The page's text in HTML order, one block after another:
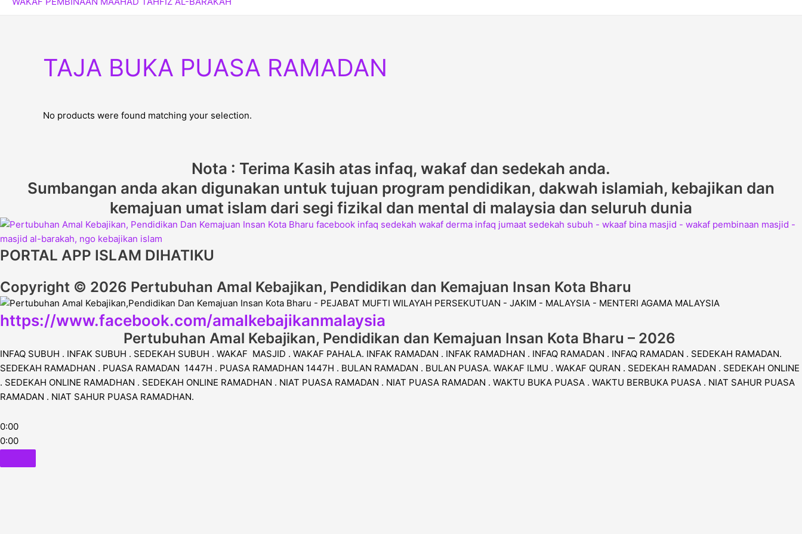
TAJA BUKA PUASA RAMADAN
No products were found matching your selection.
Nota : Terima Kasih atas infaq, wakaf dan sedekah anda.
Sumbangan anda akan digunakan untuk tujuan program pendidikan, dakwah islamiah, kebajikan dan
kemajuan umat islam dari segi fizikal dan mental di malaysia dan seluruh dunia
PORTAL APP ISLAM DIHATIKU
Copyright © 2026 Pertubuhan Amal Kebajikan, Pendidikan dan Kemajuan Insan Kota Bharu
https://www.facebook.com/amalkebajikanmalaysia
Pertubuhan Amal Kebajikan, Pendidikan dan Kemajuan Insan Kota Bharu – 2026
INFAQ SUBUH . INFAK SUBUH . SEDEKAH SUBUH . WAKAF MASJID . WAKAF PAHALA. INFAK RAMADAN . INFAK RAMADHAN . INFAQ RAMADAN . INFAQ RAMADAN . SEDEKAH RAMADAN.
SEDEKAH RAMADHAN . PUASA RAMADAN 1447H . PUASA RAMADHAN 1447H . BULAN RAMADAN . BULAN PUASA. WAKAF ILMU . WAKAF QURAN . SEDEKAH RAMADAN . SEDEKAH ONLINE
. SEDEKAH ONLINE RAMADHAN . SEDEKAH ONLINE RAMADHAN . NIAT PUASA RAMADAN . NIAT PUASA RAMADAN . WAKTU BUKA PUASA . WAKTU BERBUKA PUASA . NIAT SAHUR PUASA
RAMADAN . NIAT SAHUR PUASA RAMADHAN.
0:00
0:00